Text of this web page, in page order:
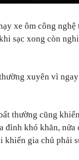
xe ôm công nghệ
sạc xong còn
xuyên vì
thường cũng
đình khó khăn, nửa
khiến gia chủ phải